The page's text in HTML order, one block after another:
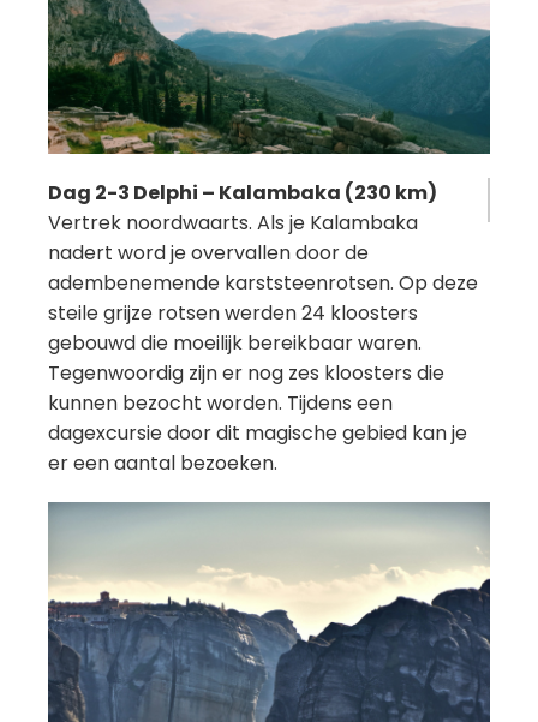
Dag 2-3 Delphi – Kalambaka (230 km)
Vertrek noordwaarts. Als je Kalambaka
nadert word je overvallen door de
adembenemende karststeenrotsen. Op deze
steile grijze rotsen werden 24 kloosters
gebouwd die moeilijk bereikbaar waren.
Tegenwoordig zijn er nog zes kloosters die
kunnen bezocht worden. Tijdens een
dagexcursie door dit magische gebied kan je
er een aantal bezoeken.